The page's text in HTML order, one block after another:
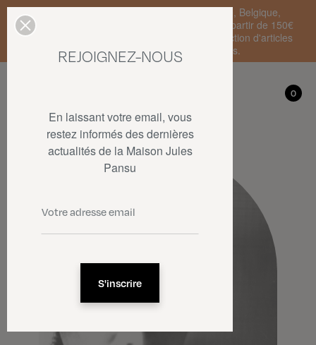
Livraison standard en France Métropolitaine, Belgique,
Luxembourg, Pays-Bas et Allemagne offerte à partir de 150€
d'achat • SOLDES : jusqu'à -50% sur une sélection d'articles
dans la limite des stocks disponibles.
0
Mon compte
0
En laissant votre email, vous
restez informés des dernières
actualités de la Maison Jules
Pansu
REJOIGNEZ-NOUS